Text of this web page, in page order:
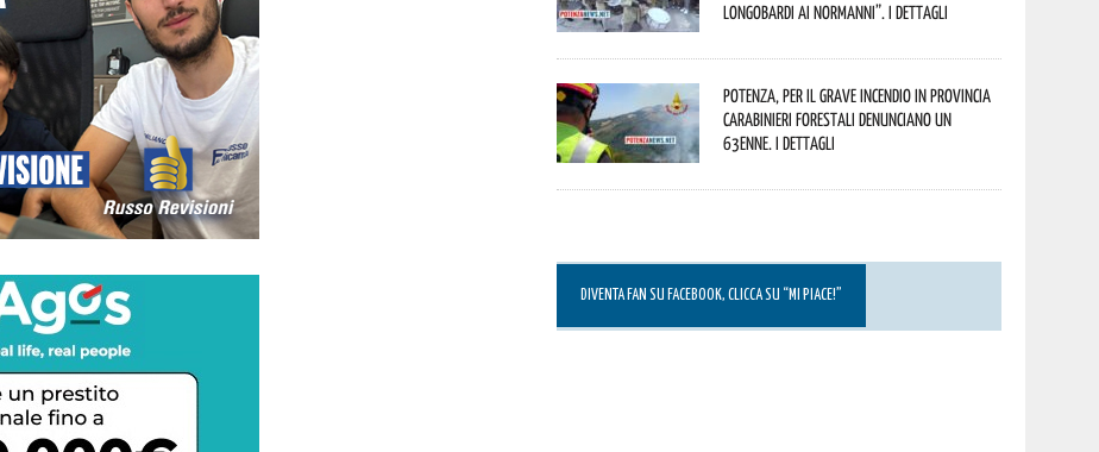
Longobardi ai Normanni”. I dettagli
Potenza, per il grave incendio in Provincia
Carabinieri forestali denunciano un
63enne. I dettagli
DIVENTA FAN SU FACEBOOK, CLICCA SU “MI PIACE!”